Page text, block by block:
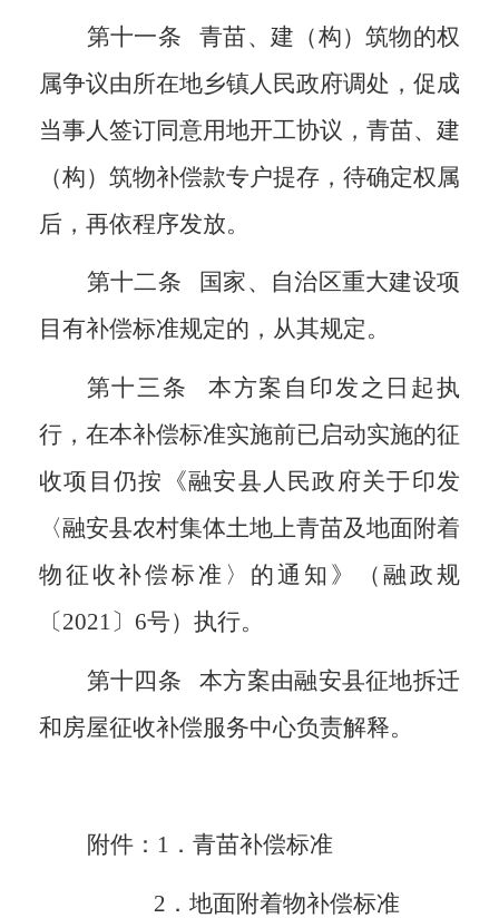
第十一条
青苗、建（构）筑物的权
属争议由所在地乡镇人民政府调处，促成
当事人签订同意用地开工协议，青苗、建
（构）筑物补偿款专户提存，待确定权属
后，再依程序发放。
第十二条
国家、自治区重大建设项
目有补偿标准规定的，从其规定。
第十三条
本方案自印发之日起执
行，在本补偿标准实施前已启动实施的征
收项目仍按《融安县人民政府关于印发
〈融安县农村集体土地上青苗及地面附着
物征收补偿标准〉的通知》（融政规
〔2021〕 6号）执行。
第十四条
本方案由融安县征地拆迁
和房屋征收补偿服务中心负责解释。
附件： 1 ．青苗补偿标准
2 ．地面附着物补偿标准